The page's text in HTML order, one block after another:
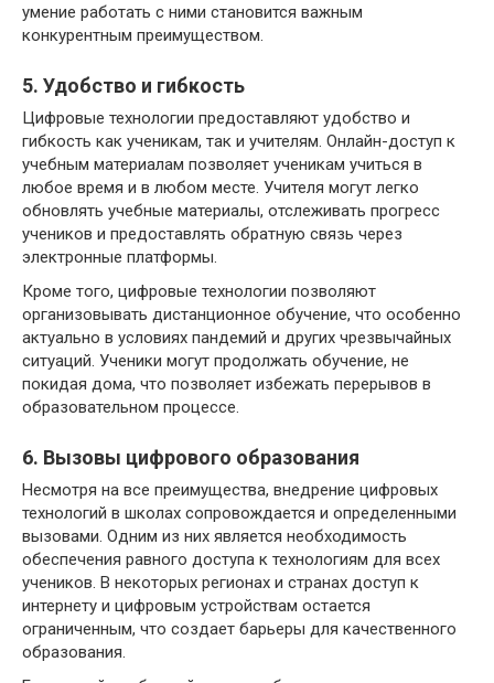
умение работать с ними становится важным
конкурентным преимуществом.
5. Удобство и гибкость
Цифровые технологии предоставляют удобство и
гибкость как ученикам, так и учителям. Онлайн-доступ к
учебным материалам позволяет ученикам учиться в
любое время и в любом месте. Учителя могут легко
обновлять учебные материалы, отслеживать прогресс
учеников и предоставлять обратную связь через
электронные платформы.
Кроме того, цифровые технологии позволяют
организовывать дистанционное обучение, что особенно
актуально в условиях пандемий и других чрезвычайных
ситуаций. Ученики могут продолжать обучение, не
покидая дома, что позволяет избежать перерывов в
образовательном процессе.
6. Вызовы цифрового образования
Несмотря на все преимущества, внедрение цифровых
технологий в школах сопровождается и определенными
вызовами. Одним из них является необходимость
обеспечения равного доступа к технологиям для всех
учеников. В некоторых регионах и странах доступ к
интернету и цифровым устройствам остается
ограниченным, что создает барьеры для качественного
образования.